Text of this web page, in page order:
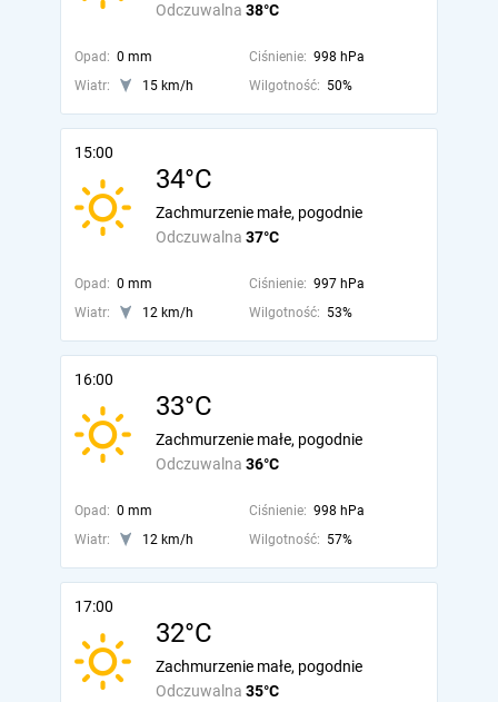
Odczuwalna 38°C
Opad: 0 mm Ciśnienie: 998 hPa
Wiatr:
15 km/h Wilgotność: 50%
15:00
34°C
Odczuwalna 37°C
Zachmurzenie małe, pogodnie
Opad: 0 mm Ciśnienie: 997 hPa
Wiatr:
12 km/h Wilgotność: 53%
16:00
33°C
Odczuwalna 36°C
Zachmurzenie małe, pogodnie
Opad: 0 mm Ciśnienie: 998 hPa
Wiatr:
12 km/h Wilgotność: 57%
17:00
32°C
Odczuwalna 35°C
Zachmurzenie małe, pogodnie